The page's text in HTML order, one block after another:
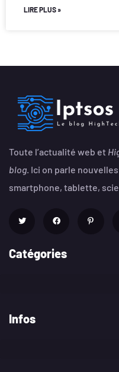
LIRE PLUS »
Toute l’actualité web et
blog. Ici on parle
smartphone, tablette,
Catégories
Infos